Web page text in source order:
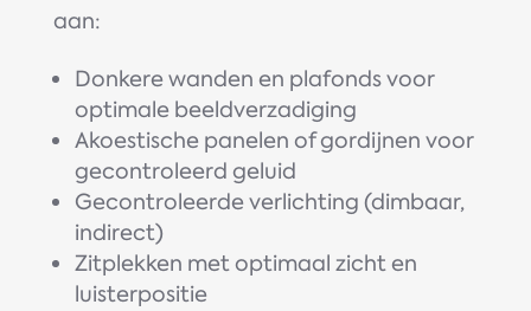
aan:
Donkere wanden en plafonds voor
optimale beeldverzadiging
Akoestische panelen of gordijnen voor
gecontroleerd geluid
Gecontroleerde verlichting (dimbaar,
indirect)
Zitplekken met optimaal zicht en
luisterpositie